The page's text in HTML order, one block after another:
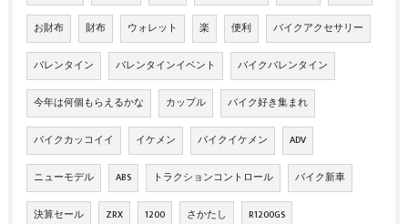
お財布 財布 ウォレット 楽 便利 バイクアクセサリー
バレンタイン バレンタインイベント バイクバレンタイン
今年は何個もらえるかな カップル バイク好き集まれ
バイクカッコイイ イケメン バイクイケメン ADV
ニューモデル ABS トラクションコントロール バイク新車
決算セール ZRX 1200 さかたし R1200GS